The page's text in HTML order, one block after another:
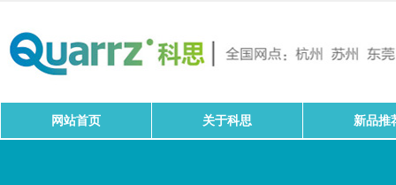
网站首页 关于科思 新品推